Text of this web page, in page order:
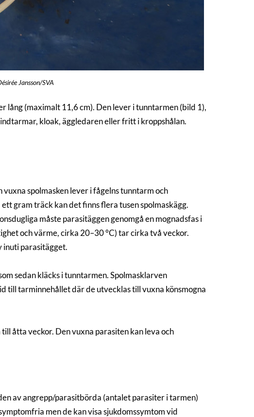
Jansson/SVA
lång (maximalt 11,6 cm). Den lever i tunntarmen (bild 1),
kloak, äggledaren eller fritt i kroppshålan.
spolmasken lever i fågelns tunntarm och
gram träck kan det finns flera tusen spolmaskägg.
måste parasitäggen genomgå en mognadsfas i
och värme, cirka 20–30 °C) tar cirka två veckor.
inuti parasitägget.
sedan kläcks i tunntarmen. Spolmasklarven
till tarminnehållet där de utvecklas till vuxna könsmogna
åtta veckor. Den vuxna parasiten kan leva och
av angrepp/parasitbörda (antalet parasiter i tarmen)
men de kan visa sjukdomssymtom vid